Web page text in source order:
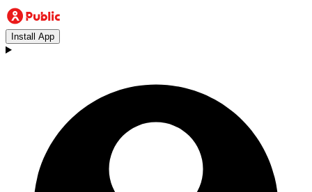
Install App